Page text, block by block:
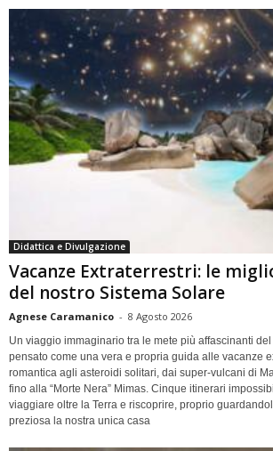
Didattica e Divulgazione
Vacanze Extraterrestri: le
del nostro Sistema Solare
Agnese Caramanico - 8 Agosto 2026
Un viaggio immaginario tra le mete più affascinanti
pensato come una vera e propria guida alle vacanze
romantica agli asteroidi solitari, dai super-vulcani di
fino alla “Morte Nera” Mimas. Cinque itinerari
viaggiare oltre la Terra e riscoprire, proprio
preziosa la nostra unica casa